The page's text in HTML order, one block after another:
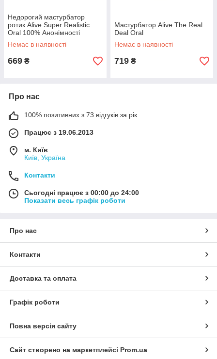
Недорогий мастурбатор
ротик Alive Super Realistic
Oral 100% Анонімності
Немає в наявності
669 ₴
Мастурбатор Alive The Real
Deal Oral
Немає в наявності
719 ₴
Про нас
100% позитивних з 73 відгуків за рік
Працює з 19.06.2013
м. Київ
Київ, Україна
Контакти
Сьогодні працює з 00:00 до 24:00
Показати весь графік роботи
Про нас
Контакти
Доставка та оплата
Графік роботи
Повна версія сайту
Сайт створено на маркетплейсі Prom.ua